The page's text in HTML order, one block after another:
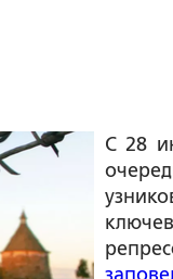
С 28